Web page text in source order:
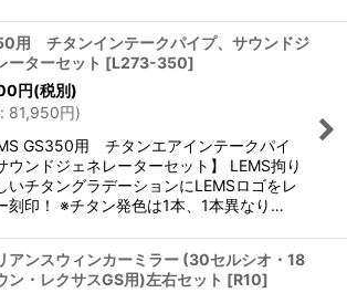
用 チタンインテークパイプ、サウンドジ
ーターセット [L273-350]
円(税別)
: 81,950円)
GS350用 チタンエアインテークパイ
ウンドジェネレーターセット】 LEMS拘り
いチタングラデーションにLEMSロゴをレ
刻印！ ※チタン発色は1本、1本異なり…
アンスウィンカーミラー (30セルシオ・18
ン・レクサスGS用)左右セット [R10]